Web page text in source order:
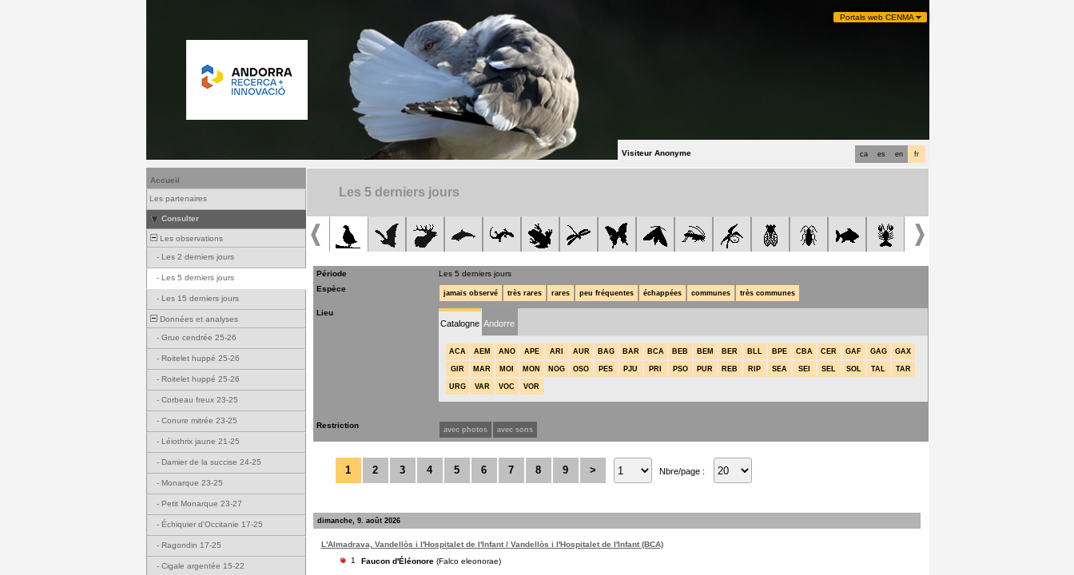
Portals web CENMA
fr
en
es
ca
Visiteur Anonyme
Accueil
Les partenaires
Consulter
Les observations
- Les 2 derniers jours
- Les 5 derniers jours
- Les 15 derniers jours
Données et analyses
- Grue cendrée 25-26
- Roitelet huppé 25-26
- Roitelet huppé 25-26
- Corbeau freux 23-25
- Conure mitrée 23-25
- Léiothrix jaune 21-25
- Damier de la succise 24-25
- Monarque 23-25
- Petit Monarque 23-27
- Échiquier d'Occitanie 17-25
- Ragondin 17-25
- Cigale argentée 15-22
Les 5 derniers jours
Période
Les 5 derniers jours
Espèce
jamais observé très rares rares peu fréquentes échappées communes très communes
Lieu
Catalogne Andorre
ACA AEM ANO APE ARI AUR BAG BAR BCA BEB BEM BER BLL BPE CBA CER GAF GAG GAX
GIR MAR MOI MON NOG OSO PES PJU PRI PSO PUR REB RIP SEA SEI SEL SOL TAL TAR
URG VAR VOC VOR
Restriction avec photos avec sons
1 2 3 4 5 6 7 8 9 > Nbre/page :
dimanche, 9. août 2026
L'Almadrava, Vandellòs i l'Hospitalet de l'Infant / Vandellòs i l'Hospitalet de l'Infant (BCA)
1
Faucon d'Éléonore (Falco eleonorae)